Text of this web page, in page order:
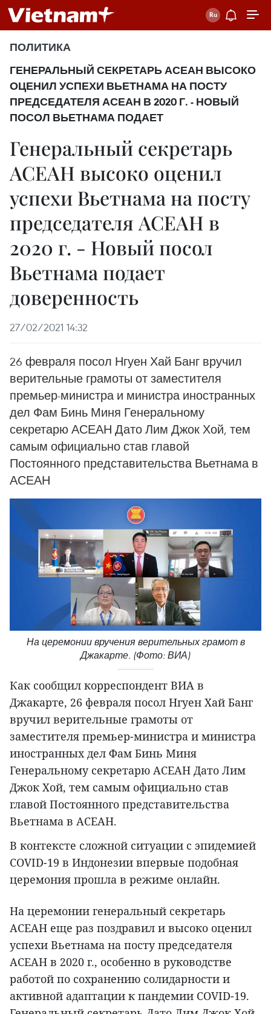
ПОЛИТИКА
ГЕНЕРАЛЬНЫЙ СЕКРЕТАРЬ АСЕАН ВЫСОКО
ОЦЕНИЛ УСПЕХИ ВЬЕТНАМА НА ПОСТУ
ПРЕДСЕДАТЕЛЯ АСЕАН В 2020 Г. - НОВЫЙ
ПОСОЛ ВЬЕТНАМА ПОДАЕТ
Генеральный секретарь
АСЕАН высоко оценил
успехи Вьетнама на посту
председателя АСЕАН в
2020 г. - Новый посол
Вьетнама подает
доверенность
27/02/2021 14:32
26 февраля посол Нгуен Хай Банг вручил
верительные грамоты от заместителя
премьер-министра и министра иностранных
дел Фам Бинь Миня Генеральному
секретарю АСЕАН Дато Лим Джок Хой, тем
самым официально став главой
Постоянного представительства Вьетнама в
АСЕАН
На церемонии вручения верительных грамот в
Джакарте. (Фото: ВИА)
Как сообщил корреспондент ВИА в
Джакарте, 26 февраля посол Нгуен Хай Банг
вручил верительные грамоты от
заместителя премьер-министра и министра
иностранных дел Фам Бинь Миня
Генеральному секретарю АСЕАН Дато Лим
Джок Хой, тем самым официально став
главой Постоянного представительства
Вьетнама в АСЕАН.
В контексте сложной ситуации с эпидемией
COVID-19 в Индонезии впервые подобная
церемония прошла в режиме онлайн.
На церемонии генеральный секретарь
АСЕАН еще раз поздравил и высоко оценил
успехи Вьетнама на посту председателя
АСЕАН в 2020 г., особенно в руководстве
работой по сохранению солидарности и
активной адаптации к пандемии COVID-19.